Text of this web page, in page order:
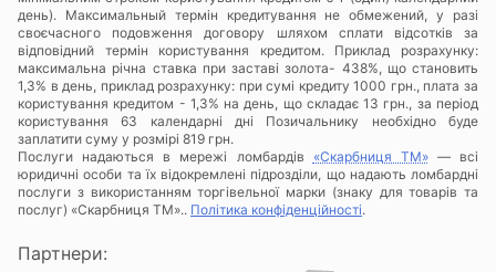
день). Максимальный термін кредитування не обмежений, у разі
своєчасного подовження договору шляхом сплати відсотків за
відповідний термін користування кредитом. Приклад розрахунку:
максимальна річна ставка при заставі золота- 438%, що становить
1,3% в день, приклад розрахунку: при сумі кредиту 1000 грн., плата за
користування кредитом - 1,3% на день, що складає 13 грн., за період
користування 63 календарні дні Позичальнику необхідно буде
заплатити суму у розмірі 819 грн.
Послуги надаються в мережі ломбардів «Скарбниця ТМ»— всі
юридичні особи та їх відокремлені підрозділи, що надають ломбардні
послуги з використанням торгівельної марки (знаку для товарів та
послуг) «Скарбниця ТМ».. Політика конфіденційності.
Партнери: